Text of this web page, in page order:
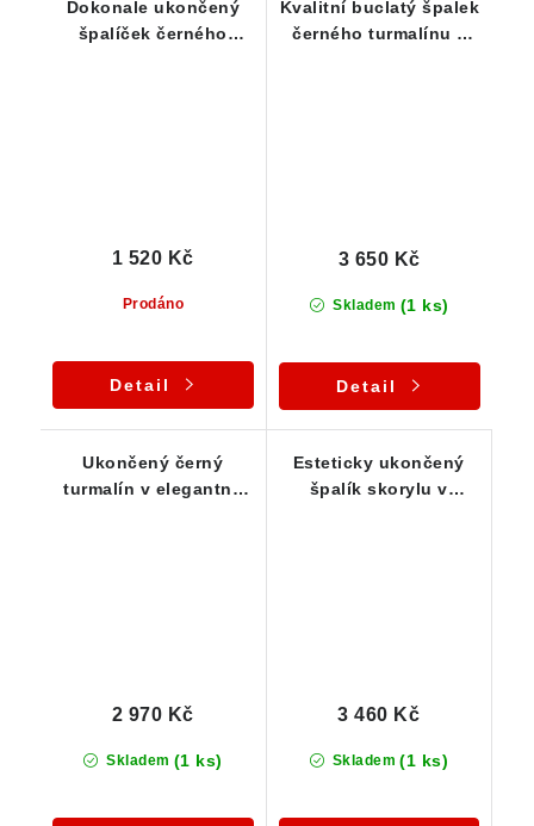
Dokonale ukončený
špalíček černého
Prodáno
1 520 Kč
Detail
Kvalitní buclatý špalek
černého turmalínu s
Skladem (1 ks)
3 650 Kč
Detail
Ukončený černý
turmalín v elegantně
Skladem (1 ks)
2 970 Kč
Esteticky ukončený
špalík skorylu v
Skladem (1 ks)
3 460 Kč